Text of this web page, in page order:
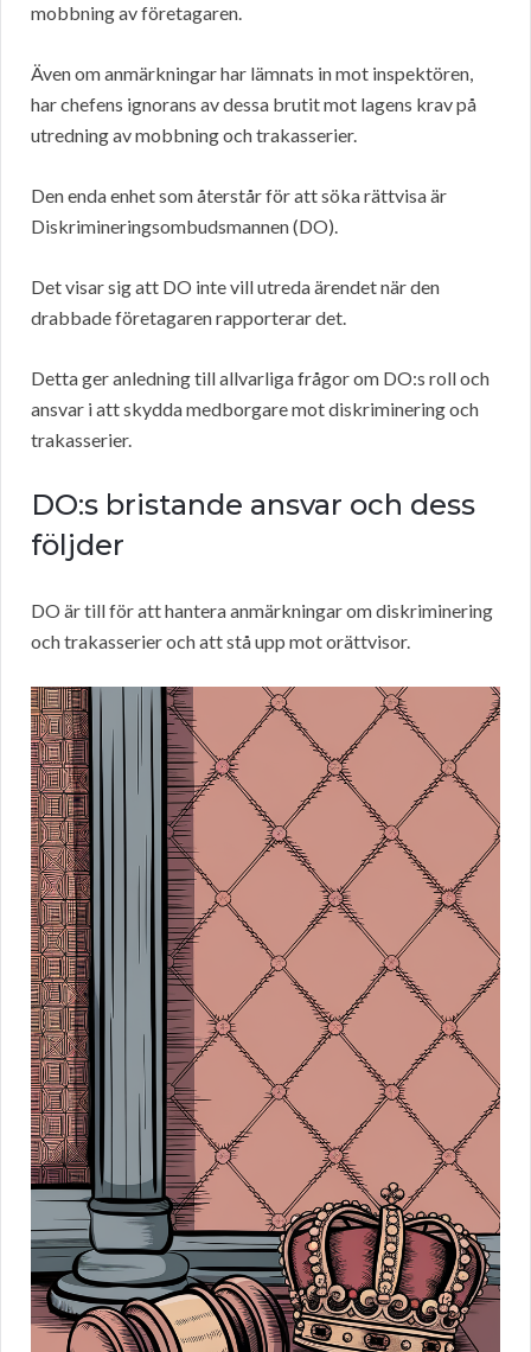
mobbning av företagaren.
Även om anmärkningar har lämnats in mot inspektören,
har chefens ignorans av dessa brutit mot lagens krav på
utredning av mobbning och trakasserier.
Den enda enhet som återstår för att söka rättvisa är
Diskrimineringsombudsmannen (DO).
Det visar sig att DO inte vill utreda ärendet när den
drabbade företagaren rapporterar det.
Detta ger anledning till allvarliga frågor om DO:s roll och
ansvar i att skydda medborgare mot diskriminering och
trakasserier.
DO:s bristande ansvar och dess
följder
DO är till för att hantera anmärkningar om diskriminering
och trakasserier och att stå upp mot orättvisor.